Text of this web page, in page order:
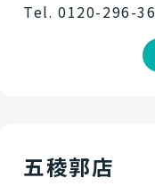
Tel. 0120-296-
五稜郭店